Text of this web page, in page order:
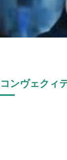
コンヴェクィ